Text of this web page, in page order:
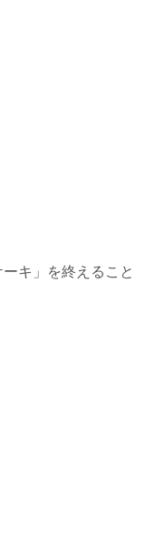
キ」を終えること